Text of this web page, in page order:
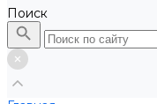
Поиск